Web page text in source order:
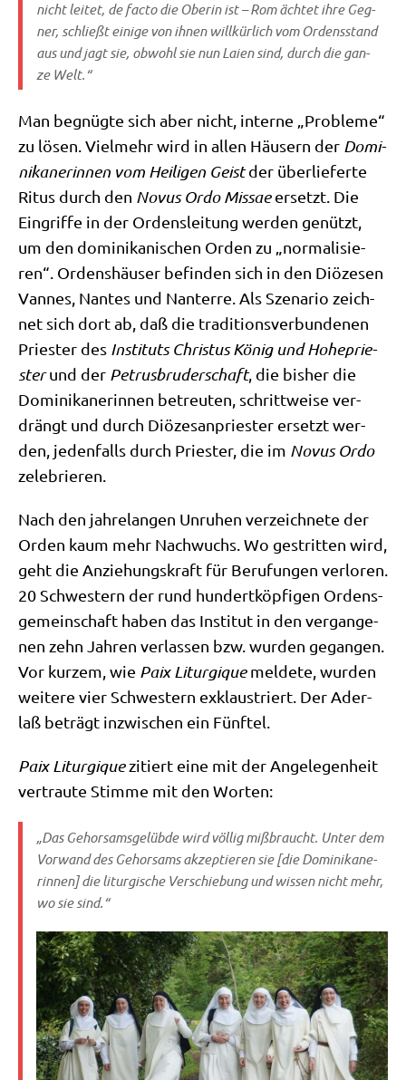
nicht lei­tet, de fac­to die Obe­rin ist – Rom äch­tet ihre Geg­
ner, schließt eini­ge von ihnen will­kür­lich vom Ordens­stand
aus und jagt sie, obwohl sie nun Lai­en sind, durch die gan­
ze Welt.“
Man begnüg­te sich aber nicht, inter­ne „Pro­ble­me“
zu lösen. Viel­mehr wird in allen Häu­sern der Domi­
ni­ka­ne­rin­nen vom Hei­li­gen Geistder über­lie­fer­te
Ritus durch den Novus Ordo Mis­saeersetzt. Die
Ein­grif­fe in der Ordens­lei­tung wer­den genützt,
um den domi­ni­ka­ni­schen Orden zu „nor­ma­li­sie­
ren“. Ordens­häu­ser befin­den sich in den Diö­ze­sen
Van­nes, Nan­tes und Nan­terre. Als Sze­na­rio zeich­
net sich dort ab, daß die tra­di­ti­ons­ver­bun­de­nen
Prie­ster des Insti­tuts Chri­stus König und Hohe­prie­
sterund der Petrus­bru­der­schaft, die bis­her die
Domi­ni­ka­ne­rin­nen betreu­ten, schritt­wei­se ver­
drängt und durch Diö­ze­san­prie­ster ersetzt wer­
den, jeden­falls durch Prie­ster, die im Novus Ordo
zelebrieren.
Nach den jah­re­lan­gen Unru­hen ver­zeich­ne­te der
Orden kaum mehr Nach­wuchs. Wo gestrit­ten wird,
geht die Anzie­hungs­kraft für Beru­fun­gen ver­lo­ren.
20 Schwe­stern der rund hun­dert­köp­fi­gen Ordens­
ge­mein­schaft haben das Insti­tut in den ver­gan­ge­
nen zehn Jah­ren ver­las­sen bzw. wur­den gegan­gen.
Vor kur­zem, wie Paix Lit­ur­gi­quemel­de­te, wur­den
wei­te­re vier Schwe­stern exklau­striert. Der Ader­
laß beträgt inzwi­schen ein Fünftel.
Paix Lit­ur­gi­quezitiert eine mit der Ange­le­gen­heit
ver­trau­te Stim­me mit den Worten:
„Das Gehor­sams­ge­lüb­de wird völ­lig miß­braucht. Unter dem
Vor­wand des Gehor­sams akzep­tie­ren sie [die Domi­ni­ka­ne­
rin­nen] die lit­ur­gi­sche Ver­schie­bung und wis­sen nicht mehr,
wo sie sind.“